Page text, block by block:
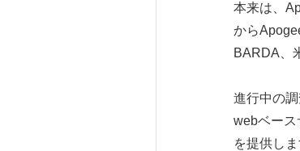
本来は、
から
BARDA、
進行中の
webベース
を提供しま